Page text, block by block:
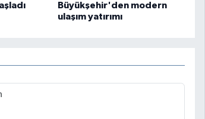
Büyükşehir'den modern
ulaşım yatırımı